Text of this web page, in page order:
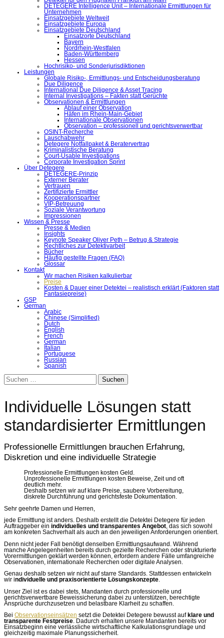
DETEGERE Intelligence Unit – Internationale Ermittlungen für
Unternehmen
Einsatzgebiete Weltweit
Einsatzgebiete Europa
Einsatzgebiete Deutschland
Einsatzorte Deutschland
Bayern
Nordrhein-Westfalen
Baden-Württemberg
Hessen
Hochrisiko- und Sonderjurisdiktionen
Leistungen
Globale Risiko-, Ermittlungs- und Entscheidungsberatung
Due Diligence
International Due Diligence & Asset Tracing
Internal Investigations – Fakten statt Gerüchte
Observationen & Ermittlungen
Ablauf einer Observation
Häfen im Rhein-Main-Gebiet
Internationale Observationen
Observation – professionell und gerichtsverwertbar
OSINT-Recherche
Lauschabwehr
Detegere Notfallpaket & Beratervertrag
Kriminalistische Beratung
Court-Usable Investigations
Corporate Investigation Sprint
Über Detegere
DETEGERE-Prinzip
Externer Berater
Vertrauen
Zertifizierte Ermittler
Kooperationspartner
VIP-Betreuung
Soziale Verantwortung
Impressionen
Wissen & Presse
Presse & Medien
Insights
Keynote Speaker Oliver Peth – Betrug & Strategie
Rechtliches zur Detektivarbeit
Bücher
Häufig gestellte Fragen (FAQ)
Glossar
Kontakt
Wir machen Risiken kalkulierbar
Preise
Kosten & Dauer einer Detektei – realistisch erklärt (Faktoren statt
Fantasiepreise)
GSP
German
Arabic
Chinese (Simplified)
Dutch
English
French
German
Italian
Portuguese
Russian
Spanish
Suchen
nach:
Individuelle Lösungen statt
standardisierter Ermittlungen
Professionelle Ermittlungen brauchen Erfahrung,
Diskretion und eine individuelle Strategie
Professionelle Ermittlungen kosten Geld.
Unprofessionelle Ermittlungen kosten Beweise, Zeit und oft
deutlich mehr.
Deshalb setzen wir auf klare Preise, saubere Vorbereitung,
diskrete Durchführung und gerichtsfeste Dokumentation.
Sehr geehrte Damen und Herren,
jede Ermittlung ist anders. Deshalb erstellt die Detektei Detegere für jeden
Auftraggeber ein individuelles und transparentes Angebot , das sich sowohl
am konkreten Sachverhalt als auch an den jeweiligen Anforderungen orientiert.
Denn nicht jeder Fall benötigt denselben Ermittlungsaufwand. Während
manche Angelegenheiten bereits durch gezielte Recherchen oder strukturierte
Vorermittlungen geklärt werden können, erfordern andere Fälle umfangreiche
Observationen, internationale Recherchen oder digitale Analysen.
Genau deshalb setzen wir nicht auf starre Standards. Stattdessen entwickeln
wir individuelle und praxisorientierte Lösungskonzepte
Unser Ziel ist es dabei stets, Mandanten durch professionelle und
gerichtsverwertbare Beweissicherung dabei zu unterstützen, berechtigte
Ansprüche durchzusetzen und belastbare Klarheit zu schaffen.
Bei Observationseinsätzen setzt die Detektei Detegere bewusst auf klare und
transparente Festpreise . Dadurch erhalten unsere Mandanten bereits vor
Einsatzbeginn eine verlässliche wirtschaftliche Kalkulationsgrundlage und
gleichzeitig maximale Planungssicherheit.